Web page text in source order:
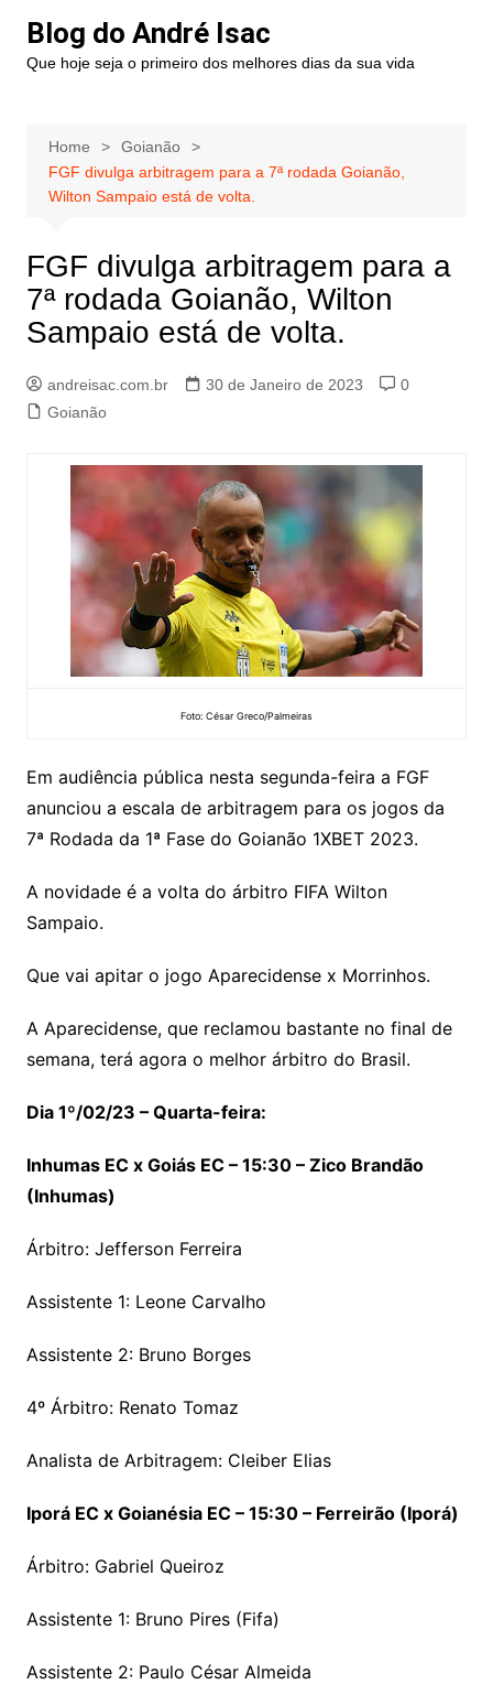
Blog do André Isac
Que hoje seja o primeiro dos melhores dias da sua vida
Home
Goianão
FGF divulga arbitragem para a 7ª rodada Goianão,
Wilton Sampaio está de volta.
FGF divulga arbitragem para a
7ª rodada Goianão, Wilton
Sampaio está de volta.
andreisac.com.br 30 de Janeiro de 2023
0
Goianão
Foto: César Greco/Palmeiras
Em audiência pública nesta segunda-feira a FGF
anunciou a escala de arbitragem para os jogos da
7ª Rodada da 1ª Fase do Goianão 1XBET 2023.
A novidade é a volta do árbitro FIFA Wilton
Sampaio.
Que vai apitar o jogo Aparecidense x Morrinhos.
A Aparecidense, que reclamou bastante no final de
semana, terá agora o melhor árbitro do Brasil.
Dia 1º/02/23 – Quarta-feira:
Inhumas EC x Goiás EC – 15:30 – Zico Brandão
(Inhumas)
Árbitro: Jefferson Ferreira
Assistente 1: Leone Carvalho
Assistente 2: Bruno Borges
4º Árbitro: Renato Tomaz
Analista de Arbitragem: Cleiber Elias
Iporá EC x Goianésia EC – 15:30 – Ferreirão (Iporá)
Árbitro: Gabriel Queiroz
Assistente 1: Bruno Pires (Fifa)
Assistente 2: Paulo César Almeida